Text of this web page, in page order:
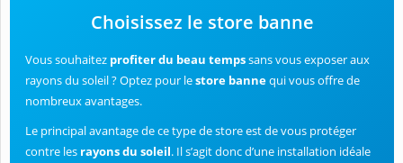
Choisissez le store banne
Vous souhaitez profiter du beau tempssans vous exposer aux
rayons du soleil ? Optez pour lestore bannequi vous offre de
nombreux avantages.
Le principal avantage de ce type de store est de vous protéger
contre les rayons du soleil. Il s’agit donc d’une installation idéale